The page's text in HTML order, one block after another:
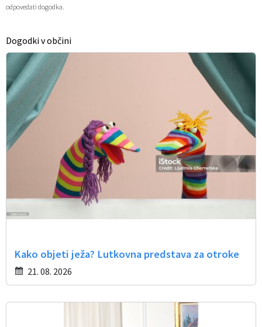
odpovedati dogodka.
Dogodki v občini
Kako objeti ježa? Lutkovna predstava za otroke
21. 08. 2026
Celostna prometna strategija
Lokalni program za mladino 2023 – 2028
Občinski predpisi
Občinski časopis
Proračun občine